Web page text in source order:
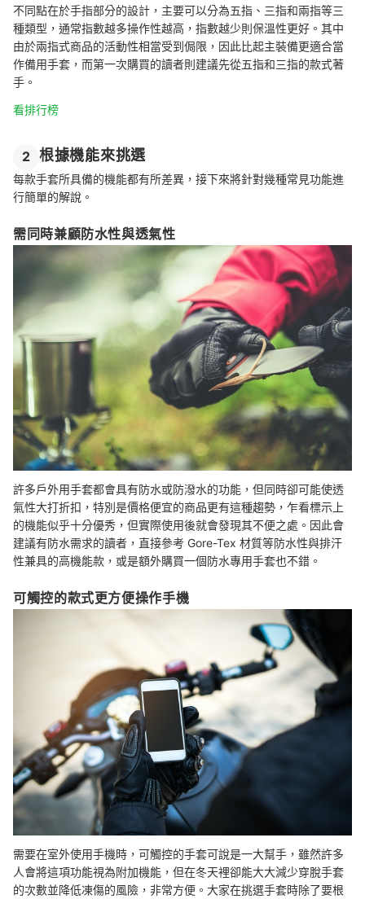
不同點在於手指部分的設計，主要可以分為五指、三指和兩指等三
種類型，通常指數越多操作性越高，指數越少則保溫性更好。其中
由於兩指式商品的活動性相當受到侷限，因此比起主裝備更適合當
作備用手套，而第一次購買的讀者則建議先從五指和三指的款式著
手。
看排行榜
2 根據機能來挑選
每款手套所具備的機能都有所差異，接下來將針對幾種常見功能進
行簡單的解說。
需同時兼顧防水性與透氣性
許多戶外用手套都會具有防水或防潑水的功能，但同時卻可能使透
氣性大打折扣，特別是價格便宜的商品更有這種趨勢，乍看標示上
的機能似乎十分優秀，但實際使用後就會發現其不便之處。因此會
建議有防水需求的讀者，直接參考 Gore-Tex 材質等防水性與排汗
性兼具的高機能款，或是額外購買一個防水專用手套也不錯。
可觸控的款式更方便操作手機
需要在室外使用手機時，可觸控的手套可說是一大幫手，雖然許多
人會將這項功能視為附加機能，但在冬天裡卻能大大減少穿脫手套
的次數並降低凍傷的風險，非常方便。大家在挑選手套時除了要根